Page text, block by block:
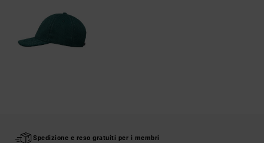
Spedizione e reso gratuiti per i membri